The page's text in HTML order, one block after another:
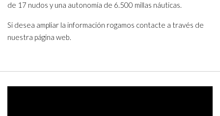
de 17 nudos y una autonomía de 6.500 millas náuticas.
Si desea ampliar la información rogamos contacte a través de
nuestra página web.